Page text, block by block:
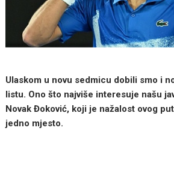
Ulaskom u novu sedmicu dobili smo i
listu. Ono što najviše interesuje našu
Novak Đoković, koji je nažalost ovog
jedno mjesto.